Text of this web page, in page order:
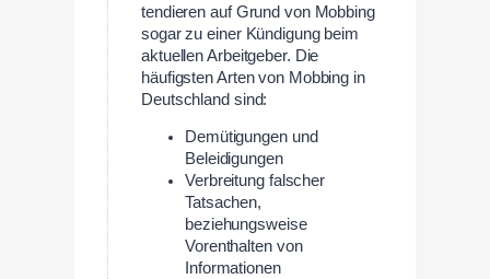
tendieren auf Grund von Mobbing
sogar zu einer Kündigung beim
aktuellen Arbeitgeber. Die
häufigsten Arten von Mobbing in
Deutschland sind:
Demütigungen und
Beleidigungen
Verbreitung falscher
Tatsachen,
beziehungsweise
Vorenthalten von
Informationen